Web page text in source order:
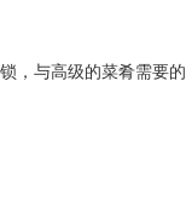
，与高级的菜肴需要的